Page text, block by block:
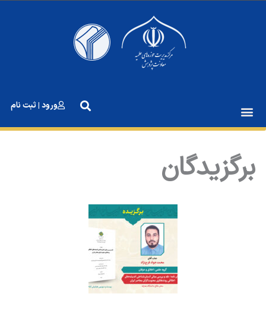
ورود | ثبت نام
برگزیدگان